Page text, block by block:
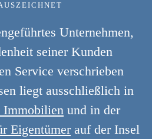
Unternehmen,
seiner Kunden
Service verschrieben
liegt ausschließlich in
Immobilien und in der
Eigentümerauf der Insel